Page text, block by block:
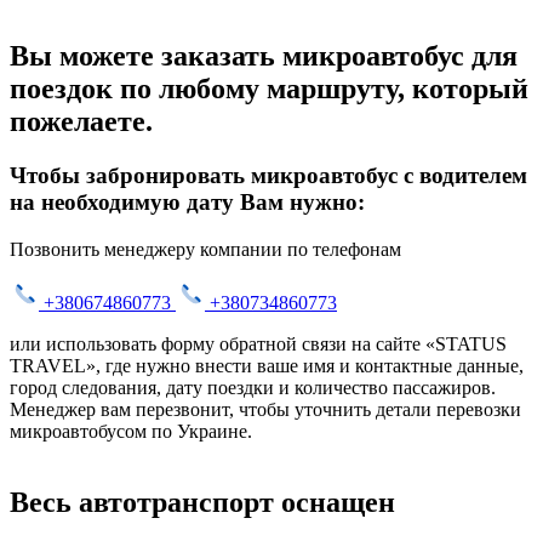
Вы можете заказать микроавтобус для
поездок по любому маршруту, который
пожелаете.
Чтобы забронировать микроавтобус с водителем
на необходимую дату Вам нужно:
Позвонить менеджеру компании по телефонам
+380674860773
+380734860773
или использовать форму обратной связи на сайте «STATUS
TRAVEL», где нужно внести ваше имя и контактные данные,
город следования, дату поездки и количество пассажиров.
Менеджер вам перезвонит, чтобы уточнить детали перевозки
микроавтобусом по Украине.
Весь автотранспорт оснащен